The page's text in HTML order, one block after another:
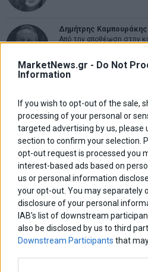
MarketNews.gr - Do Not
Information
If you wish to opt-out of the sale,
processing of your personal or
targeted advertising by us, please
section to confirm your selection.
opt-out request is processed you
interest-based ads based on
us or personal information
your opt-out. You may
disclosure of your personal
IAB’s list of downstream
also be disclosed by us to third
Downstream Participants that
Δημήτρης Καμπουράκης
Από την αποθέωση στην
μοντέλο
Θανάσης Κρητικός
Στις 11/12 το πρώτο
ΕΤΙΚΕΤΕΣ
eurobank marketnewsnikkei wall
Χρηματιστηριο Αθηνων αεπ αθλητικα
εκλογες